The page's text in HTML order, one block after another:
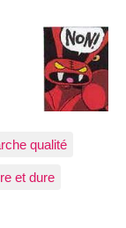
qualité
et dure